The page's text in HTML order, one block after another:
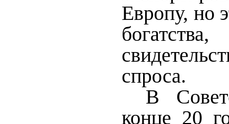
Европу, но
спроса.
В
конце 20